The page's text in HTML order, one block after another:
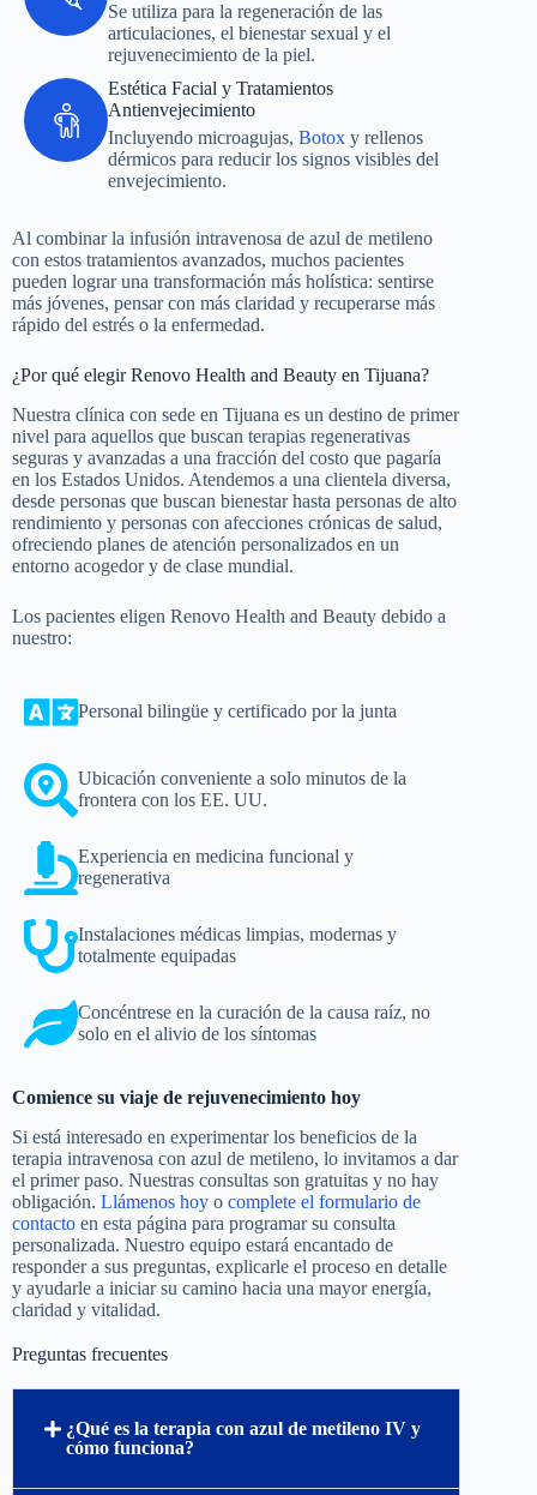
Se utiliza para la regeneración de las
articulaciones, el bienestar sexual y el
rejuvenecimiento de la piel.
Estética Facial y Tratamientos
Antienvejecimiento
Incluyendo microagujas, Botox y rellenos
dérmicos para reducir los signos visibles del
envejecimiento.
Al combinar la infusión intravenosa de azul de metileno
con estos tratamientos avanzados, muchos pacientes
pueden lograr una transformación más holística: sentirse
más jóvenes, pensar con más claridad y recuperarse más
rápido del estrés o la enfermedad.
¿Por qué elegir Renovo Health and Beauty en Tijuana?
Nuestra clínica con sede en Tijuana es un destino de primer
nivel para aquellos que buscan terapias regenerativas
seguras y avanzadas a una fracción del costo que pagaría
en los Estados Unidos. Atendemos a una clientela diversa,
desde personas que buscan bienestar hasta personas de alto
rendimiento y personas con afecciones crónicas de salud,
ofreciendo planes de atención personalizados en un
entorno acogedor y de clase mundial.
Los pacientes eligen Renovo Health and Beauty debido a
nuestro:
Personal bilingüe y certificado por la junta
Ubicación conveniente a solo minutos de la
frontera con los EE. UU.
Experiencia en medicina funcional y
regenerativa
Instalaciones médicas limpias, modernas y
totalmente equipadas
Concéntrese en la curación de la causa raíz, no
solo en el alivio de los síntomas
Comience su viaje de rejuvenecimiento hoy
Si está interesado en experimentar los beneficios de la
terapia intravenosa con azul de metileno, lo invitamos a dar
el primer paso. Nuestras consultas son gratuitas y no hay
obligación. Llámenos hoy o complete el formulario de
contacto en esta página para programar su consulta
personalizada. Nuestro equipo estará encantado de
responder a sus preguntas, explicarle el proceso en detalle
y ayudarle a iniciar su camino hacia una mayor energía,
claridad y vitalidad.
Preguntas frecuentes
¿Qué es la terapia con azul de metileno IV y
cómo funciona?